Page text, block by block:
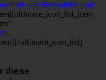
von Bernadette und
ultimate_icon_list]
diese